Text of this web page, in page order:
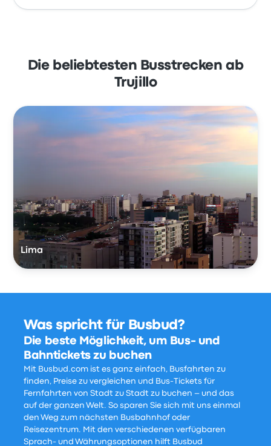
Die beliebtesten Busstrecken ab
Trujillo
Lima
Was spricht für Busbud?
Die beste Möglichkeit, um Bus- und
Bahntickets zu buchen
Mit Busbud.com ist es ganz einfach, Busfahrten zu
finden, Preise zu vergleichen und Bus-Tickets für
Fernfahrten von Stadt zu Stadt zu buchen – und das
auf der ganzen Welt. So sparen Sie sich mit uns einmal
den Weg zum nächsten Busbahnhof oder
Reisezentrum. Mit den verschiedenen verfügbaren
Sprach- und Währungsoptionen hilft Busbud